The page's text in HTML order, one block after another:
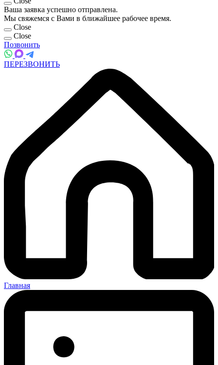
© 2026. ПРОПРЕСС. ООО «ЗСМ «НОВОТИТАРОВСКАЯ». Все права
защищены. Размещенные на интернет-сайте propress.ru данные носят
исключительно информационный характер и не являются публичной
офертой, определяемой положениями Статьи 437 (2) Гражданского кодекса
РФ. Для получения актуальной информации, обращайтесь по телефону
(800) 101-40-23
Спасибо!
Close
Ваша заявка успешно отправлена.
Мы свяжемся с Вами в ближайшее рабочее время.
ПЕРЕЗВОНИТЬ